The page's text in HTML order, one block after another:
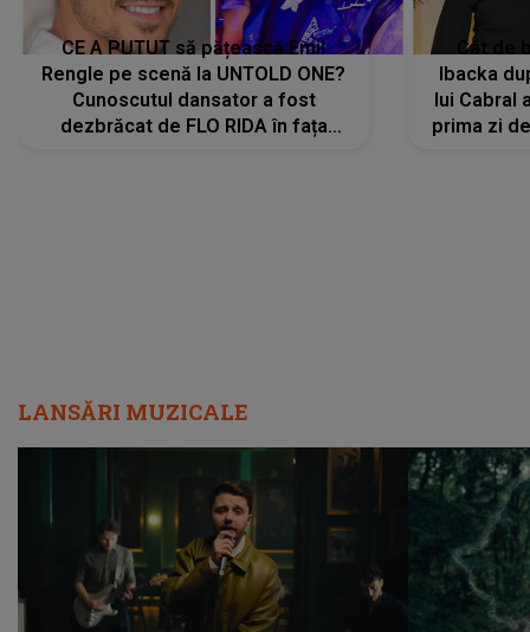
CE A PUTUT să pățească Emil
Rengle pe scenă la UNTOLD ONE?
Cunoscutul dansator a fost
dezbrăcat de FLO RIDA în fața
Cât de
Ibacka
lui Cabral
prima zi
LANSĂRI MUZICALE